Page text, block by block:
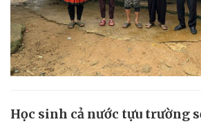
Học sinh cả nước tựu trường